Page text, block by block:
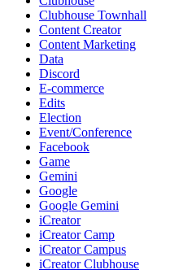
Clubhouse Townhall
Content Creator
Content Marketing
Data
Discord
E-commerce
Edits
Election
Event/Conference
Facebook
Game
Gemini
Google
Google Gemini
iCreator
iCreator Camp
iCreator Campus
iCreator Clubhouse